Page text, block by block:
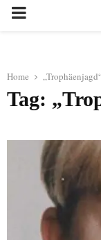
PRIMARY
Home
Tag: